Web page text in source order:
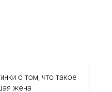
о том, что такое
жена